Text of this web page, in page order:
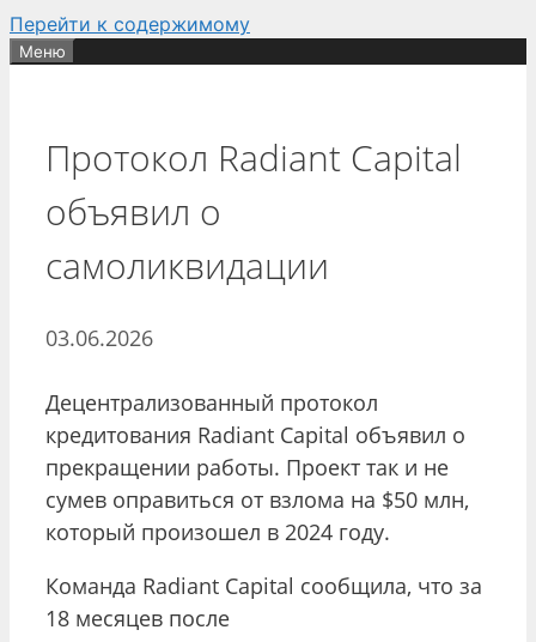
Перейти к содержимому
Меню
Протокол Radiant Capital
объявил о
самоликвидации
03.06.2026
Децентрализованный протокол
кредитования Radiant Capital объявил о
прекращении работы. Проект так и не
сумев оправиться от взлома на $50 млн,
который произошел в 2024 году.
Команда Radiant Capital сообщила, что за
18 месяцев после